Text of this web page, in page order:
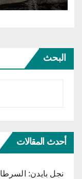
البحث
أحدث المقالات
نجل بايدن: